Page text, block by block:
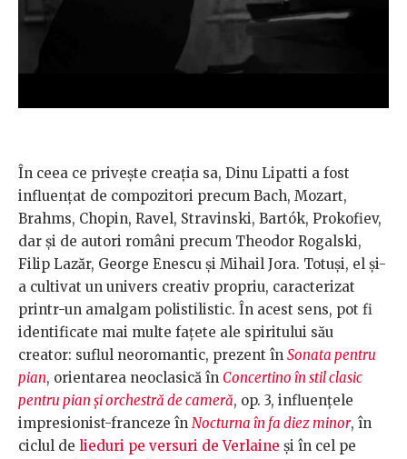
În ceea ce privește creația sa, Dinu Lipatti a fost
influențat de compozitori precum Bach, Mozart,
Brahms, Chopin, Ravel, Stravinski, Bartók, Prokofiev,
dar și de autori români precum Theodor Rogalski,
Filip Lazăr, George Enescu și Mihail Jora. Totuși, el și-
a cultivat un univers creativ propriu, caracterizat
printr-un amalgam polistilistic. În acest sens, pot fi
identificate mai multe fațete ale spiritului său
creator: suflul neoromantic, prezent în Sonata pentru
pian, orientarea neoclasică în Concertino în stil clasic
pentru pian și orchestră de cameră, op. 3, influențele
impresionist-franceze în Nocturna în fa diez minor, în
ciclul de lieduri pe versuri de Verlaine și în cel pe